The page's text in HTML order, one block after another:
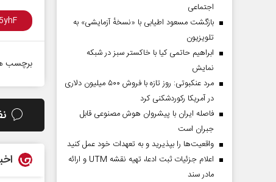
برچسب
اجتماعی
بازگشت مسعود اطیابی با «نسخهٔ آزمایشی» به
تلویزیون
ابراهیم حاتمی کیا با خاکستر سبز در شبکه
نمایش
مرد عنکبوتی: روز تازه با فروش ۵۰۰ میلیون دلاری
در آمریکا رکوردشکنی کرد
فاصله ایران با پیشرو‌ان هوش مصنوعی قابل
جبران است
واقعیت‌ها را بپذیرید و به تعهدات خود عمل کنید
اعلام جزئیات ثبت ادعا، تهیه نقشه UTM و ارائه
مادر سند